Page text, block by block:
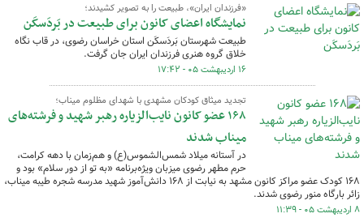
«فرزندان ایران»، طبیعت را به تصویر کشیدند؛
نمایشگاه اعضای کانون برای طبیعت در بَردَسکَن
طبیعت شهرستان بَردَسکَن استان خراسان رضوی، در قاب نگاه
خلاق گروه هنری فرزندان ایران جان گرفت.
۱۶ اردیبهشت ۰۵ - ۱۷:۴۲
تجدید میثاق کودکان مشهدی با شهدای مظلوم میناب؛
۱۶۸ عضو کانون نایب‌الزیاره رهبر شهید و فرشته‌های
میناب شدند
در آستانه میلاد شمس‌الشموس(ع) و هم‌زمان با دهه کرامت،
حرم مطهر رضوی میزبان ویژه‌برنامه «به تو از دور سلام» بود و
۱۶۸ کودک عضو مراکز کانون مشهد به نیابت از ۱۶۸ دانش‌آموز شهید مدرسه شجره طیبه میناب،
زائر بارگاه منور رضوی شدند.
۸ اردیبهشت ۰۵ - ۱۱:۳۹